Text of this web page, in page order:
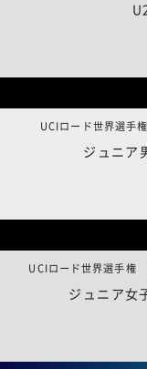
ジュニア
UCIロード世界選
ジュニア女
UCIロード世界選手